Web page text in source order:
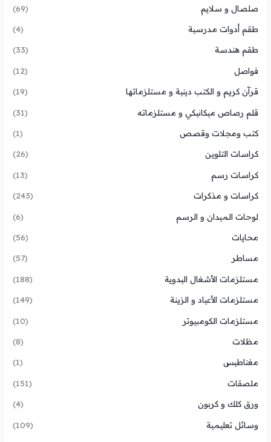
صلصال و سلايم (69)
طقم أدوات مدرسية (4)
طقم هندسة (33)
فواصل (12)
قرآن كريم و الكتب دينية و مستلزماتها (19)
قلم رصاص ميكانيكي و مستلزماته (31)
كتب ومجلات وقصص (1)
كراسات التلوين (26)
كراسات رسم (13)
كراسات و مذكرات (243)
لوحات الميدان و الرسم (6)
محايات (56)
مساطر (57)
مستلزمات الأشغال اليدوية (188)
مستلزمات الأعياد و الزينة (149)
مستلزمات الكومبيوتر (10)
مظلات (8)
مغناطيس (1)
ملصقات (151)
ورق كلك و كربون (4)
وسائل تعليمية (109)